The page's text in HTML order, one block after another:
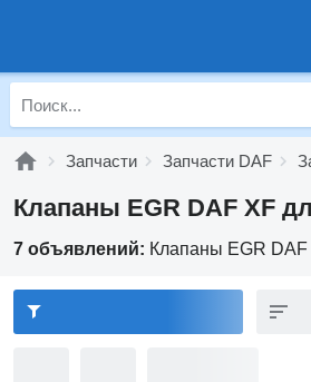
Запчасти Запчасти DAF
Клапаны EGR DAF XF
7 объявлений: Клапаны EGR DAF